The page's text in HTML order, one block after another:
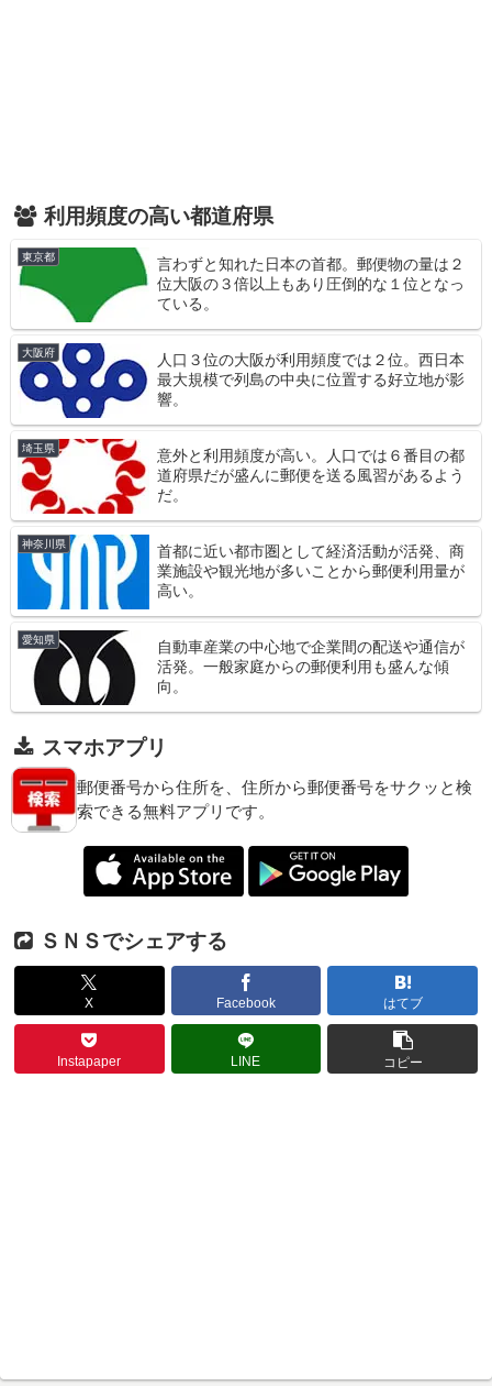
利用頻度の高い都道府県
東京都
言わずと知れた日本の首都。郵便物の量は２
位大阪の３倍以上もあり圧倒的な１位となっ
ている。
大阪府
人口３位の大阪が利用頻度では２位。西日本
最大規模で列島の中央に位置する好立地が影
響。
埼玉県
意外と利用頻度が高い。人口では６番目の都
道府県だが盛んに郵便を送る風習があるよう
だ。
神奈川県
首都に近い都市圏として経済活動が活発、商
業施設や観光地が多いことから郵便利用量が
高い。
愛知県
自動車産業の中心地で企業間の配送や通信が
活発。一般家庭からの郵便利用も盛んな傾
向。
スマホアプリ
郵便番号から住所を、住所から郵便番号をサクッと検
索できる無料アプリです。
ＳＮＳでシェアする
X Facebook はてブ
Instapaper LINE コピー